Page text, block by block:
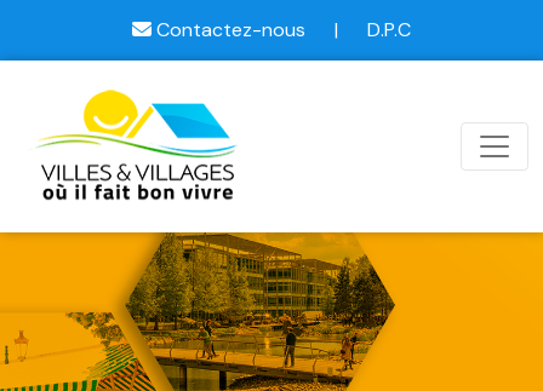
Contactez-nous | D.P.C